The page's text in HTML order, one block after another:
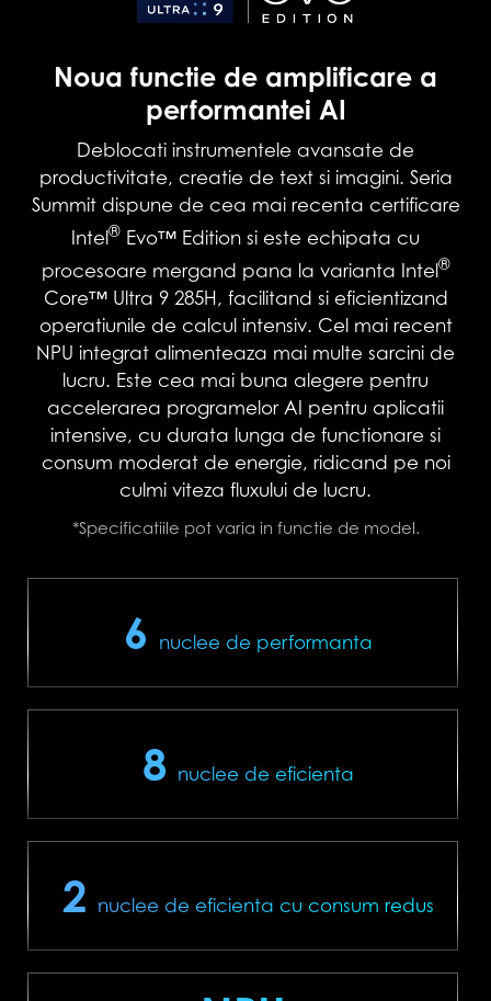
Noua functie de amplificare a
performantei AI
Deblocati instrumentele avansate de
productivitate, creatie de text si imagini. Seria
Summit dispune de cea mai recenta certificare
Intel ® Evo™ Edition si este echipata cu
procesoare mergand pana la varianta Intel®
Core™ Ultra 9 285H, facilitand si eficientizand
operatiunile de calcul intensiv. Cel mai recent
NPU integrat alimenteaza mai multe sarcini de
lucru. Este cea mai buna alegere pentru
accelerarea programelor AI pentru aplicatii
intensive, cu durata lunga de functionare si
consum moderat de energie, ridicand pe noi
culmi viteza fluxului de lucru.
*Specificatiile pot varia in functie de model.
6 nuclee de performanta
8 nuclee de eficienta
2 nuclee de eficienta cu consum redus